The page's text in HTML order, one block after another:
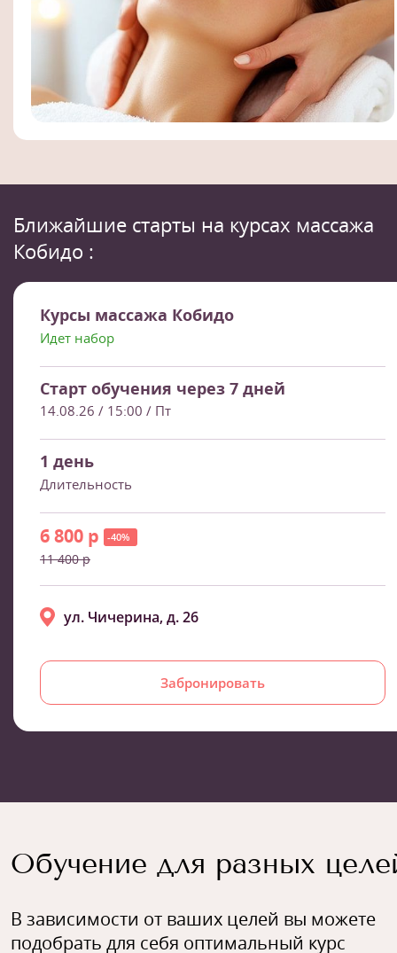
Ближайшие старты на курсах массажа
Кобидо :
Курсы массажа Кобидо
Идет набор
Старт обучения через 7 дней
14.08.26 / 15:00 / Пт
1 день
Длительность
6 800 р -40%
11 400 р
Забронировать
ул. Чичерина, д. 26
Обучение для разных
В зависимости от ваших целей вы можете
подобрать для себя оптимальный курс